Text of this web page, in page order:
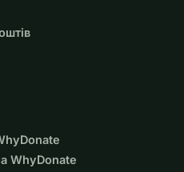
WhyDonate